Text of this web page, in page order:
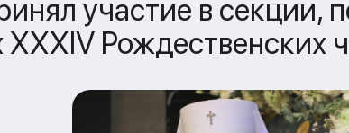
участие в
Рождественских